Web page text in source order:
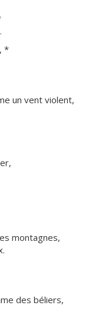
*
un vent violent,
montagnes,
des béliers,